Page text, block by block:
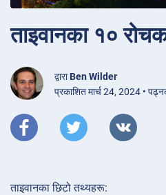
ताइवानका १०
द्वाराBen Wilder
प्रकाशित मार्च 24, 2024 •
ताइवानका छिटो तथ्यहरू: